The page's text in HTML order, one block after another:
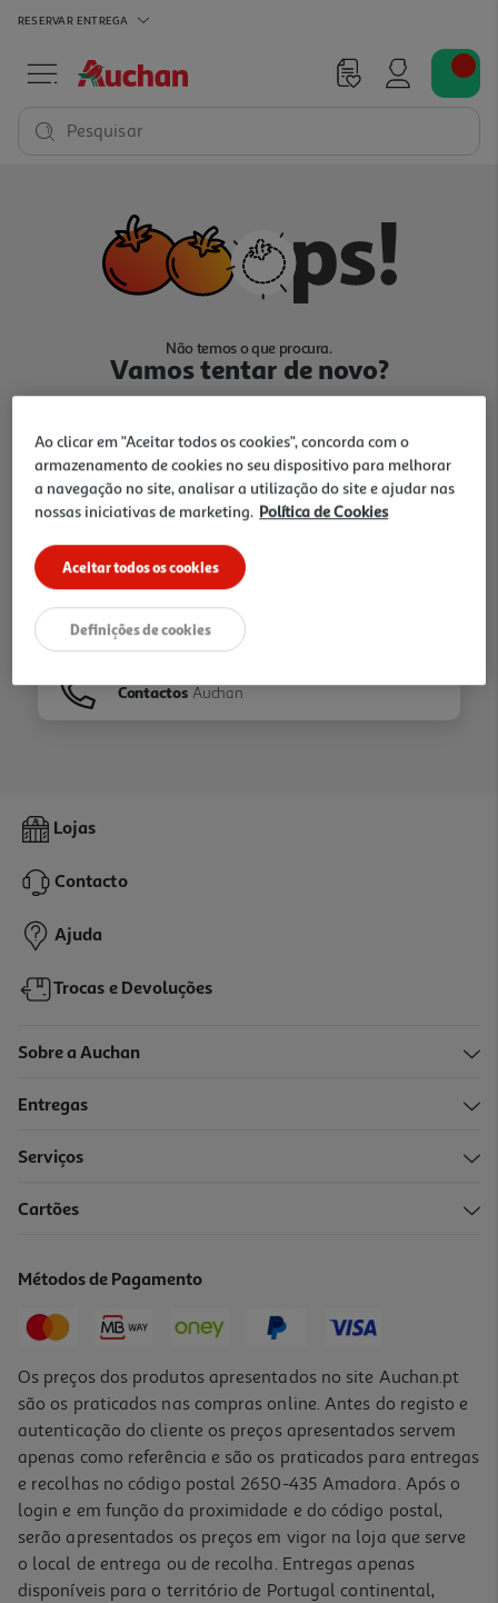
RESERVAR ENTREGA
Pesquisar
Não temos o que procura.
Vamos tentar de novo?
Ir para Homepage
Folhetos
Contactos Auchan
Lojas
Contacto
Ajuda
Trocas e Devoluções
Sobre a Auchan
Entregas
Serviços
Cartões
Métodos de Pagamento
Os preços dos produtos apresentados no site Auchan.pt
são os praticados nas compras online. Antes do registo e
autenticação do cliente os preços apresentados servem
apenas como referência e são os praticados para entregas
e recolhas no código postal 2650-435 Amadora. Após o
login e em função da proximidade e do código postal,
serão apresentados os preços em vigor na loja que serve
o local de entrega ou de recolha. Entregas apenas
disponíveis para o território de Portugal continental,
Ao clicar em "Aceitar todos os cookies", concorda com o
armazenamento de cookies no seu dispositivo para melhorar
a navegação no site, analisar a utilização do site e ajudar nas
nossas iniciativas de marketing. Política de Cookies
Aceitar todos os cookies
Definições de cookies